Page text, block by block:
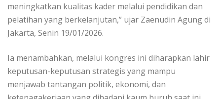
meningkatkan kualitas kader melalui pendidikan dan
pelatihan yang berkelanjutan,” ujar Zaenudin Agung di
Jakarta, Senin 19/01/2026.
Ia menambahkan, melalui kongres ini diharapkan lahir
keputusan-keputusan strategis yang mampu
menjawab tantangan politik, ekonomi, dan